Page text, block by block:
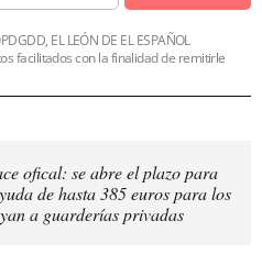
EL LEÓN DE EL ESPAÑOL
facilitados con la finalidad de remitirle
ofical: se abre el plazo para
de hasta 385 euros para los
a guarderías privadas